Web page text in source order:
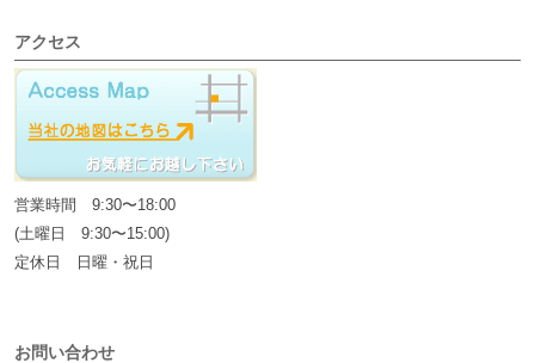
アクセス
営業時間 9:30〜18:00
(土曜日 9:30〜15:00)
定休日 日曜・祝日
お問い合わせ